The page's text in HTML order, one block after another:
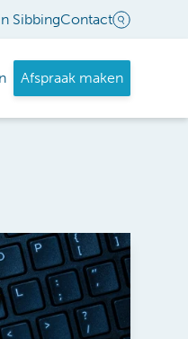
SibbingContact
Afspraak maken